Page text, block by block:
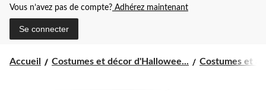
Fermé,
pour
Vous n’avez pas de compte? Adhérez maintenant
Se connecter
Accueil Costumes et décor d'Hallowee... Costumes et